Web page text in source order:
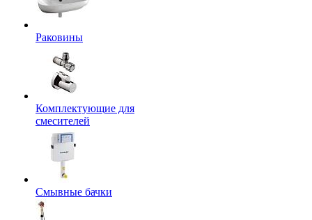
Раковины
Комплектующие для
смесителей
Смывные бачки